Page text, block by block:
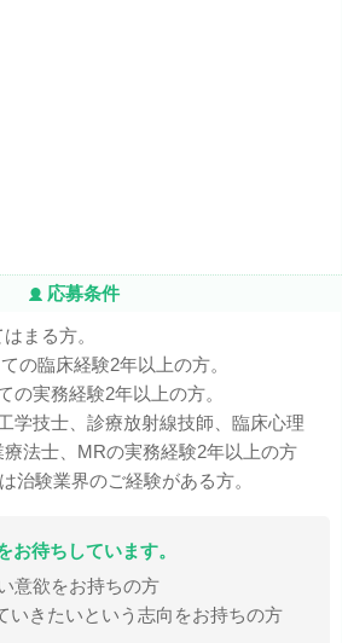
応募条件
まる方。
の臨床経験2年以上の方。
の実務経験2年以上の方。
学技士、診療放射線技師、臨床心理
法士、MRの実務経験2年以上の方
治験業界のご経験がある方。
お待ちしています。
意欲をお持ちの方
いきたいという志向をお持ちの方